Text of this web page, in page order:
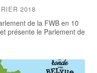
2018
de la FWB en 10
présente le Parlement de